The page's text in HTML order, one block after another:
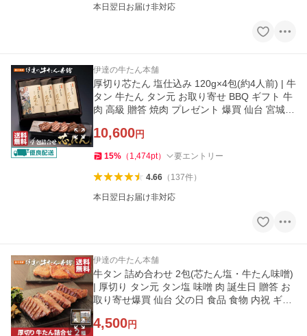
本日翌日お届け非対応
伊達の牛たん本舗
厚切り芯たん 塩仕込み 120g×4包(約4人前) | 牛
タン 牛たん タン元 お取り寄せ BBQ ギフト 牛
肉 高級 贈答 焼肉 プレゼント 爆買 仙台 宮城
10,600円
15% （ 1,474pt） 要エントリー
4.66（ 137件）
本日翌日お届け非対応
伊達の牛たん本舗
牛タン 詰め合わせ 2包(芯たん塩・牛たん味噌)
| 厚切り タン元 タン塩 味噌 肉 誕生日 贈答 お
取り寄せ爆買 仙台 父の日 食品 食物 内祝 ギフ
4,500円